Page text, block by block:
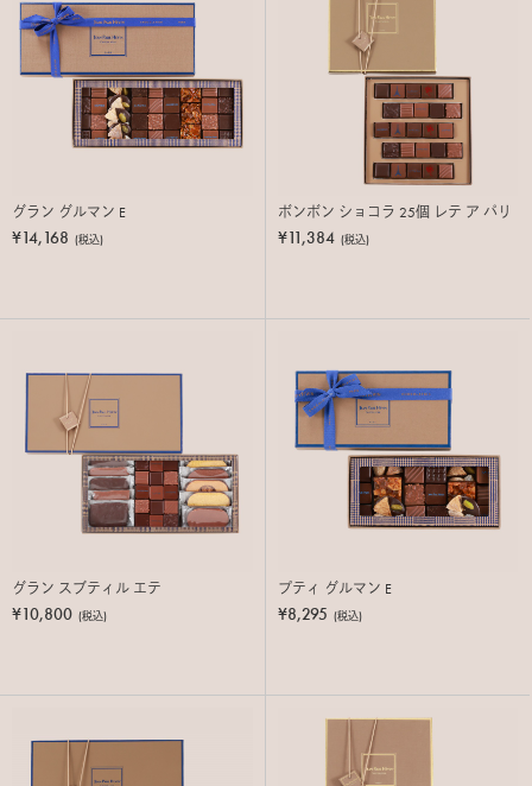
グラン グルマン E
¥14,168 (税込)
ボンボン ショコラ 25個 レテ ア パリ
¥11,384 (税込)
グラン スブティル エテ
¥10,800 (税込)
プティ グルマン E
¥8,295 (税込)